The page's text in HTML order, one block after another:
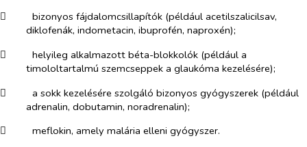
​
bizonyos fájdalomcsillapítók (például acetilszalicilsav,
diklofenák, indometacin, ibuprofén, naproxén);
​
helyileg alkalmazott béta-blokkolók (például a
timololtartalmú szemcseppek a glaukóma kezelésére);
​
a sokk kezelésére szolgáló bizonyos gyógyszerek (például
adrenalin, dobutamin, noradrenalin);
​
meflokin, amely malária elleni gyógyszer.